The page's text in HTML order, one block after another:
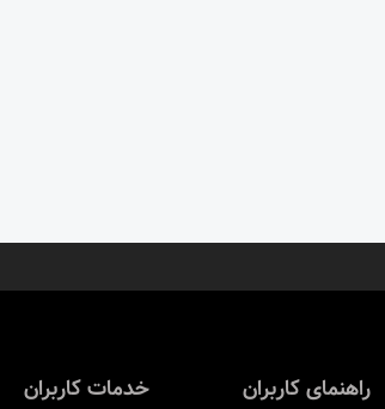
راهنمای کاربران خدمات کاربران